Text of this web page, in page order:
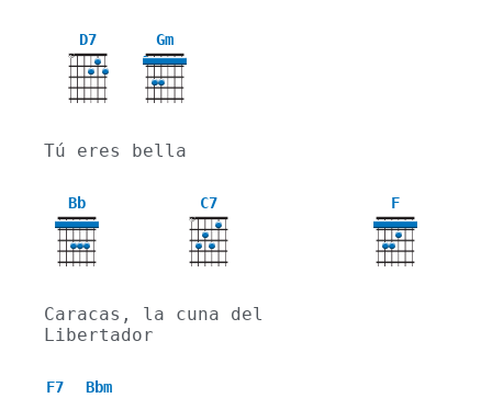
D7
X
Gm
3
Tú eres bella
Bb C7
X
F
Caracas, la cuna del
Libertador
F7 Bbm